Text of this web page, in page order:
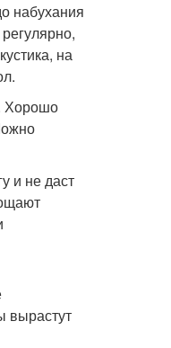
набухания
на
Хорошо
и не даст
вырастут